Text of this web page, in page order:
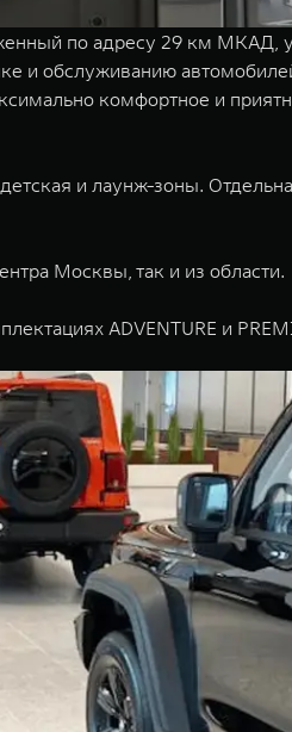
по адресу 29 км МКАД,
и обслуживанию
комфортное и
и лаунж-зоны.
Москвы, так и из области.
ADVENTURE и